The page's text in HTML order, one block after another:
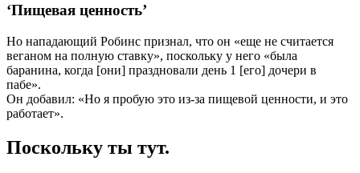
‘Пищевая ценность’
Но нападающий Робинс признал, что он «еще не считается
веганом на полную ставку», поскольку у него «была
баранина, когда [они] праздновали день 1 [его] дочери в
пабе».
Он добавил: «Но я пробую это из-за пищевой ценности, и это
работает».
Поскольку ты тут.